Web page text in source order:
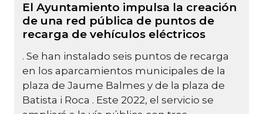
El Ayuntamiento impulsa la creación
de una red pública de puntos de
recarga de vehículos eléctricos
. Se han instalado seis puntos de recarga
en los aparcamientos municipales de la
plaza de Jaume Balmes y de la plaza de
Batista i Roca . Este 2022, el servicio se